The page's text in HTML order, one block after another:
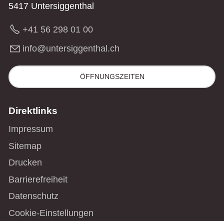
5417 Untersiggenthal
+41 56 298 01 00
nf
nt rs gg nth l ch
ÖFFNUNGSZEITEN
Direktlinks
Impressum
Sitemap
Drucken
Barrierefreiheit
Datenschutz
Cookie-Einstellungen